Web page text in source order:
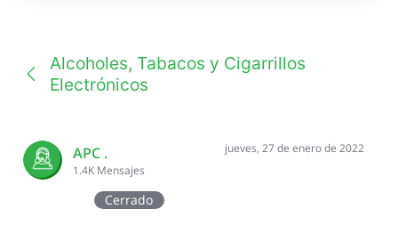
Alcoholes, Tabacos y Cigarrillos
Electrónicos
APC .
1.4K Mensajes
jueves, 27 de enero de 2022
Cerrado